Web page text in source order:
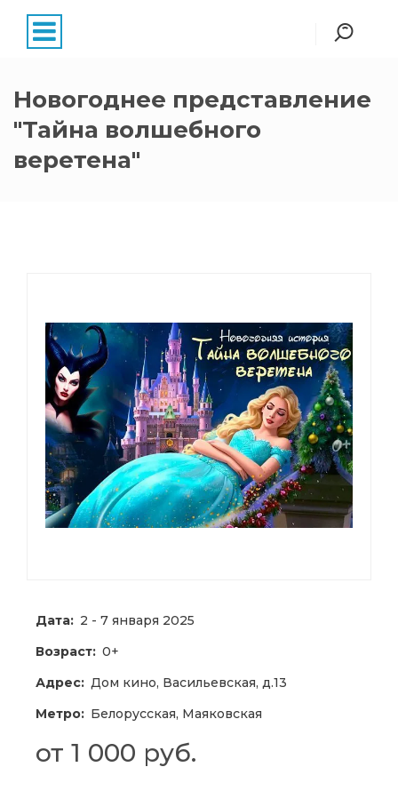
Новогоднее представление
"Тайна волшебного
веретена"
Дата: 2 - 7 января 2025
Возраст: 0+
Адрес: Дом кино, Васильевская, д.13
Метро: Белорусская, Маяковская
от 1 000 руб.